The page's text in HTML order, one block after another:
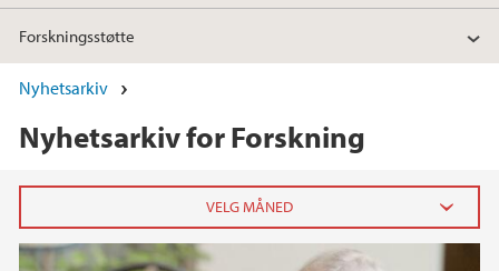
Forskningsstøtte
Nyhetsarkiv
Nyhetsarkiv for Forskning